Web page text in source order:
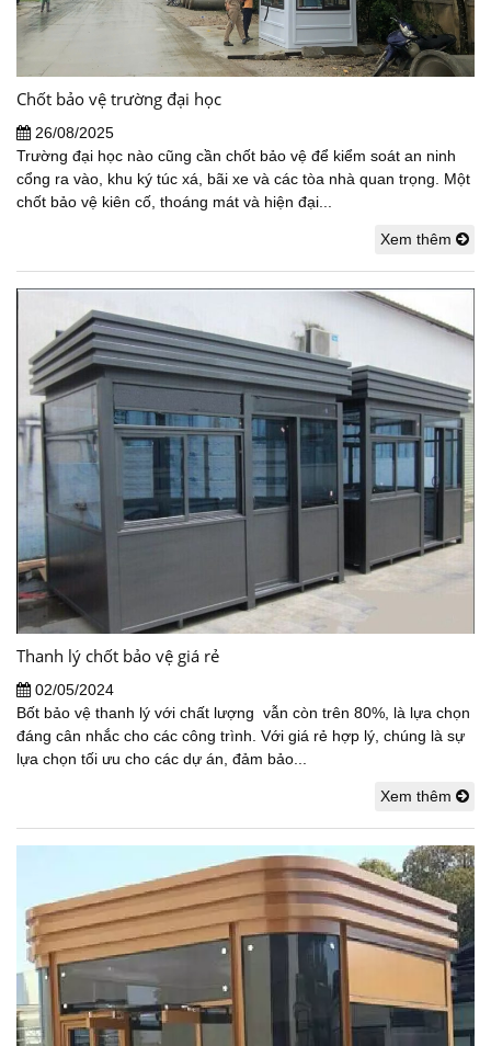
Chốt bảo vệ trường đại học
26/08/2025
Trường đại học nào cũng cần chốt bảo vệ để kiểm soát an ninh
cổng ra vào, khu ký túc xá, bãi xe và các tòa nhà quan trọng. Một
chốt bảo vệ kiên cố, thoáng mát và hiện đại...
Xem thêm
Thanh lý chốt bảo vệ giá rẻ
02/05/2024
Bốt bảo vệ thanh lý với chất lượng vẫn còn trên 80%, là lựa chọn
đáng cân nhắc cho các công trình. Với giá rẻ hợp lý, chúng là sự
lựa chọn tối ưu cho các dự án, đảm bảo...
Xem thêm